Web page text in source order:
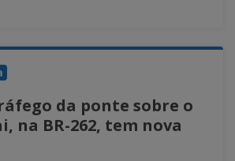
da ponte sobre o
na BR-262, tem nova